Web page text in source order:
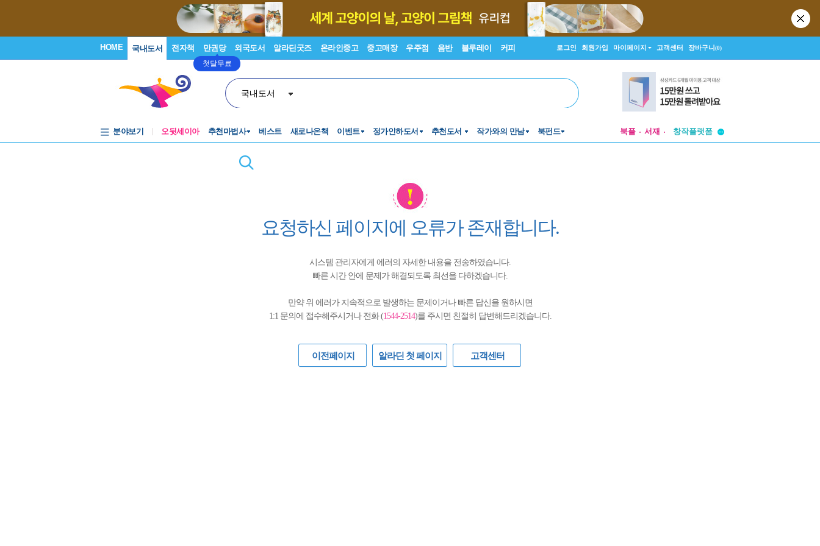
HOME 국내도서 전자책 만권당
첫달무료
외국도서 알라딘굿즈 온라인중고 중고매장 우주점 음반 블루레이 커피 로그인 회원가입 마이페이지 고객센터 장바구니(0)
국내도서
분야보기 오뒷세이아 추천마법사 베스트 새로나온책 이벤트 정가인하도서 추천도서 작가와의 만남 북펀드 북플 서재
창작플랫폼
요청하신 페이지에 오류가 존재합니다.
시스템 관리자에게 에러의 자세한 내용을 전송하였습니다.
빠른 시간 안에 문제가 해결되도록 최선을 다하겠습니다.
만약 위 에러가 지속적으로 발생하는 문제이거나 빠른 답신을 원하시면
1:1 문의에 접수해주시거나 전화 (1544-2514)를 주시면 친절히 답변해드리겠습니다.
이전페이지 알라딘 첫 페이지 고객센터